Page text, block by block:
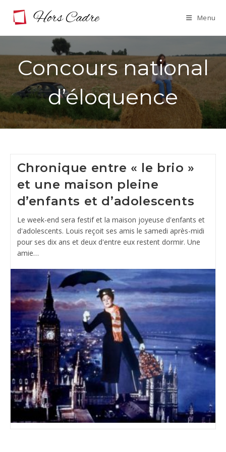
Menu
Concours national
d’éloquence
Chronique entre « le brio »
et une maison pleine
d’enfants et d’adolescents
Le week-end sera festif et la maison joyeuse d'enfants et
d'adolescents. Louis reçoit ses amis le samedi après-midi
pour ses dix ans et deux d'entre eux restent dormir. Une
amie…